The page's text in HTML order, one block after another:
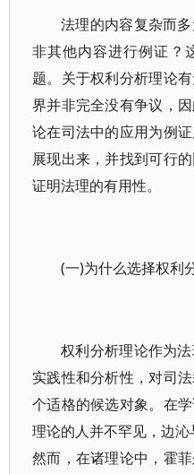
法理的内容复杂而
非其他内容进行例证？
题。关于权利分析理论
界并非完全没有争议，
论在司法中的应用为例
展现出来，并找到可行
证明法理的有用性。
(一)为什么选择权利
权利分析理论作为
实践性和分析性，对司
个适格的候选对象。在
理论的人并不罕见，边
然而，在诸理论中，霍